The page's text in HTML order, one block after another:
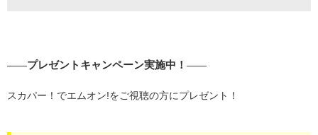
――プレゼントキャンペーン実施中！ ――
スカパー！でエムオン!をご視聴の方にプレゼント！